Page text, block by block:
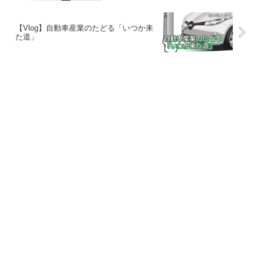
【Vlog】自動車産業のたどる「いつか来
た道」